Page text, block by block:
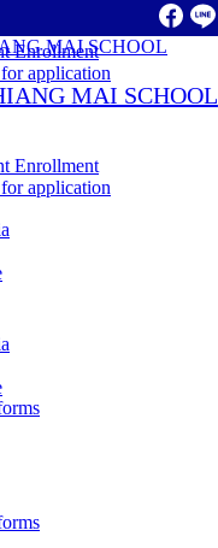
MAI SCHOOL
Enrollment
application
Enrollment
application